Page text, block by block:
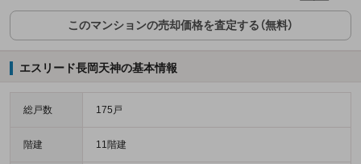
このマンションの売却価格を査定する（無料）
エスリード長岡天神の基本情報
総戸数 175戸
階建 11階建